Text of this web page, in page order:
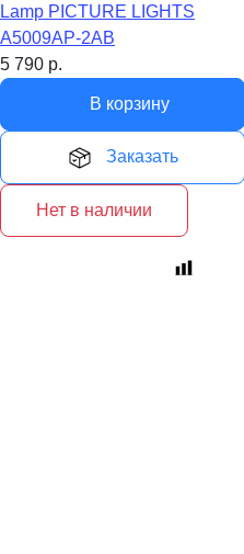
Lamp PICTURE LIGHTS
A5009AP-2AB
5 790 р.
В корзину
Заказать
Нет в наличии